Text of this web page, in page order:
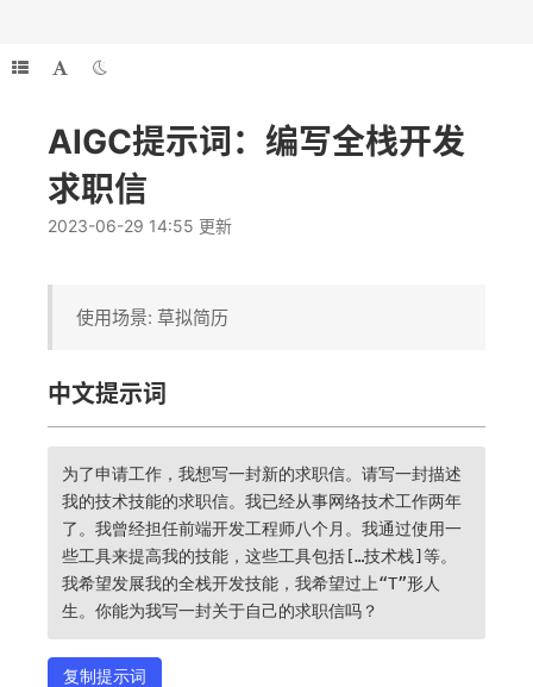
AIGC提示词：编写全栈开发
求职信
2023-06-29 14:55 更新
使用场景: 草拟简历
中文提示词
为了申请工作，我想写一封新的求职信。请写一封描述
我的技术技能的求职信。我已经从事网络技术工作两年
了。我曾经担任前端开发工程师八个月。我通过使用一
些工具来提高我的技能，这些工具包括[…技术栈]等。
我希望发展我的全栈开发技能，我希望过上“T”形人
生。你能为我写一封关于自己的求职信吗？
复制提示词